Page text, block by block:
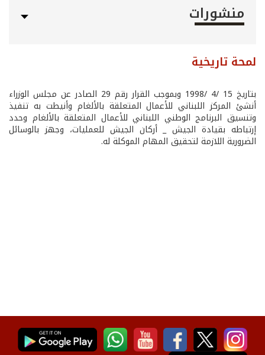
منشورات
لمحة تاريخية
بتاريخ 15 /4 /1998 وبموجب القرار رقم 29 الصادر عن مجلس الوزراء
أنشئ المركز اللبناني للأعمال المتعلقة بالألغام وأنيطت به تنفيذ
وتنسيق البرنامج الوطني اللبناني للأعمال المتعلقة بالألغام وحدد
إرتباطه بقيادة الجيش _ أركان الجيش للعمليات، وجهز بالوسائل
الضرورية اللازمة لتحقيق المهام الموكلة له.